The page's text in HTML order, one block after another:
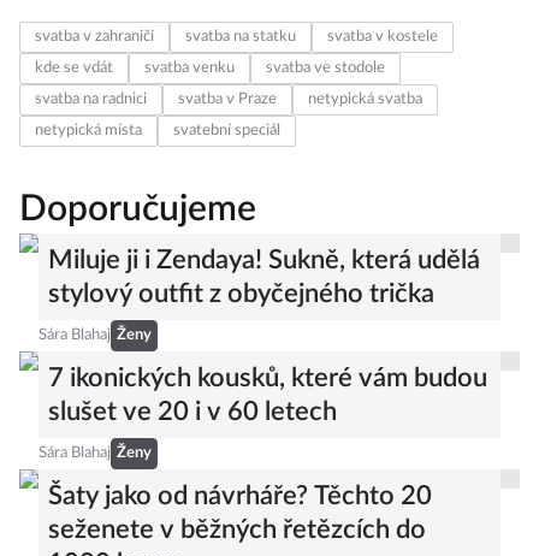
svatba v zahraničí svatba na statku
svatba v kostele
kde se vdát
svatba venku
svatba ve stodole
svatba na radnici
svatba v Praze
netypická svatba
netypická místa
svatební speciál
Doporučujeme
Miluje ji i Zendaya! Sukně, která udělá
stylový outfit z obyčejného trička
Sára Blahaj Ženy
7 ikonických kousků, které vám budou
slušet ve 20 i v 60 letech
Sára Blahaj Ženy
Šaty jako od návrháře? Těchto 20
seženete v běžných řetězcích do